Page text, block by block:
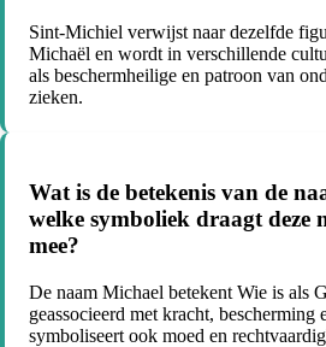
Sint-Michiel verwijst naar dezelfde
Michaël en wordt in verschillende
als beschermheilige en patroon van
zieken.
Wat is de betekenis van de
welke symboliek draagt deze
mee?
De naam Michael betekent Wie is als
geassocieerd met kracht,
symboliseert ook moed en